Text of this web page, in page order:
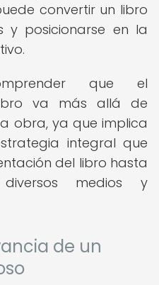
convertir un libro
y posicionarse en la
que el
va más allá de
obra, ya que implica
integral que
del libro hasta
medios y
de un